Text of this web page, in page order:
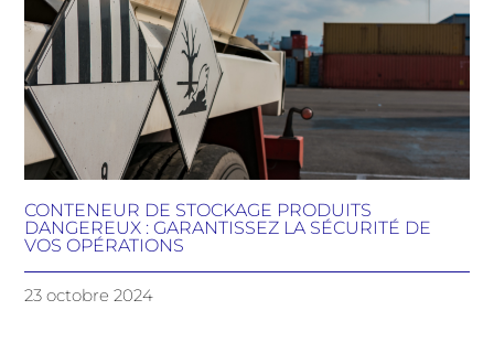
CONTENEUR DE STOCKAGE PRODUITS
DANGEREUX : GARANTISSEZ LA SÉCURITÉ DE
VOS OPÉRATIONS
23 octobre 2024